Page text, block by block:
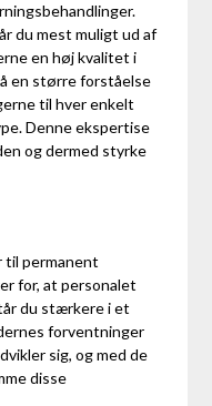
du mest muligt ud af
en høj kvalitet i
en større forståelse
til hver enkelt
Denne ekspertise
og dermed styrke
til permanent
for, at personalet
du stærkere i et
forventninger
sig, og med de
disse